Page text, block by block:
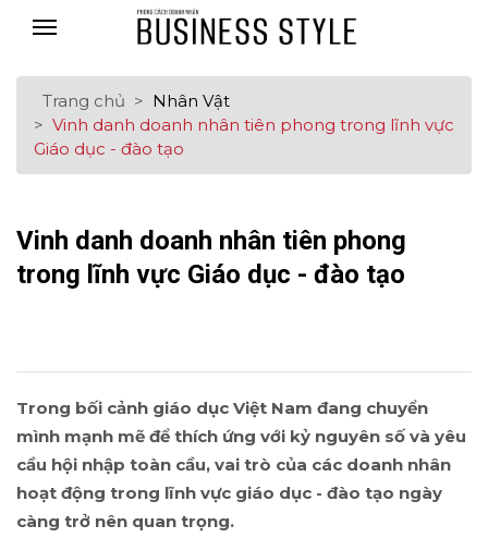
Trang chủ
Nhân Vật
Vinh danh doanh nhân tiên phong trong lĩnh vực
Giáo dục - đào tạo
Vinh danh doanh nhân tiên phong
trong lĩnh vực Giáo dục - đào tạo
Trong bối cảnh giáo dục Việt Nam đang chuyển
mình mạnh mẽ để thích ứng với kỷ nguyên số và yêu
cầu hội nhập toàn cầu, vai trò của các doanh nhân
hoạt động trong lĩnh vực giáo dục - đào tạo ngày
càng trở nên quan trọng.